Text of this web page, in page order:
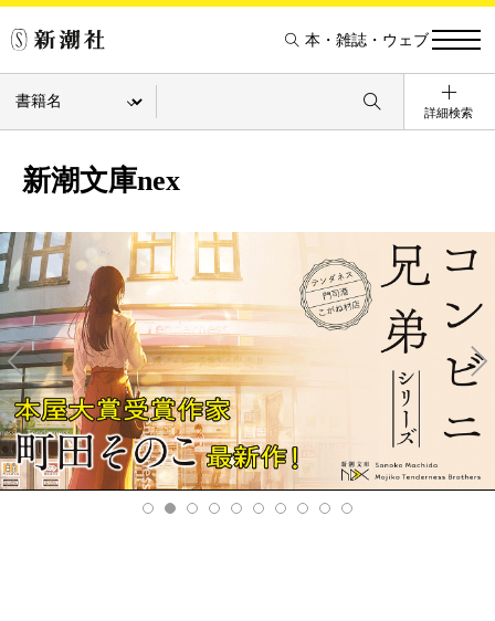
本・雑誌・ウェブ
詳細検索
新潮文庫nex
Pre
v
xt